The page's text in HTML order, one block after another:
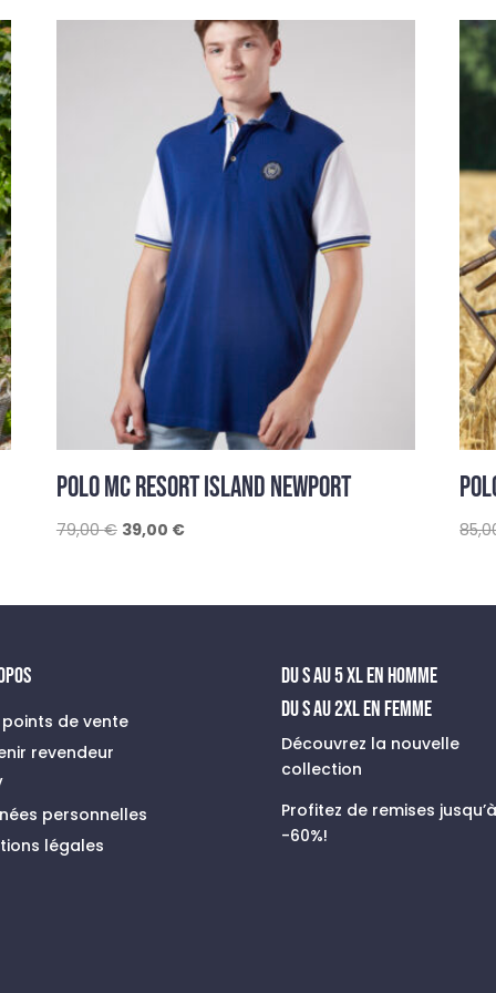
POLO MC RESORT ISLAND NEWPORT
79,00€ Le
était :
39,00 €Le
est :
points de vente
revendeur
personnelles
légales
du s au 5 xl en homme
Du S au 2XL en FEMME
Découvrez la nouvelle
collection
Profitez de remises jusqu’à
-60%!